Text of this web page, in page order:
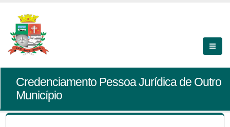
Credenciamento Pessoa Jurídica de Outro
Município